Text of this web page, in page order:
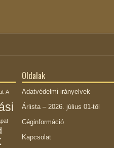
A
Oldalak
Adatvédelmi irányelvek
Árlista – 2026. július 01-től
Céginformáció
Kapcsolat